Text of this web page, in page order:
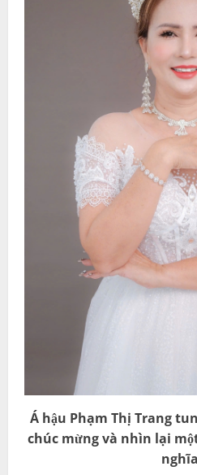
Á hậu Phạm Thị Trang
chúc mừng và nhìn lại